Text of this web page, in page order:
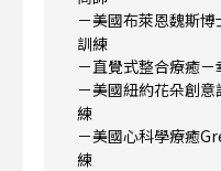
－美國布萊恩魏斯
訓練
－直覺式整合療癒
－美國紐約花朵創
練
－美國心科學療癒
練